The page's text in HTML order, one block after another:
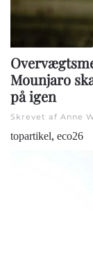
Mounjaro
på igen
Skrevet af Anne
topartikel, eco26